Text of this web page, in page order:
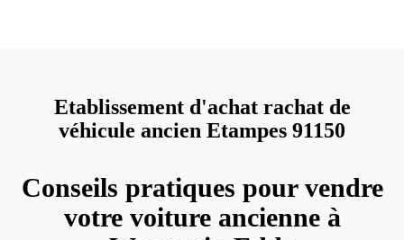
Etablissement d'achat rachat de
véhicule ancien Etampes 91150
Conseils pratiques pour vendre
votre voiture ancienne à